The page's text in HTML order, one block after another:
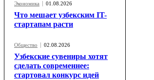
Экономика 01.08.2026
Что мешает узбекским IT-
стартапам расти
Общество 02.08.2026
Узбекские сувениры хотят
сделать современнее:
стартовал конкурс идей